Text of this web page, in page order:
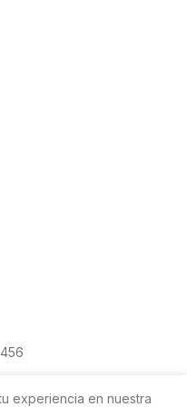
experiencia en nuestra